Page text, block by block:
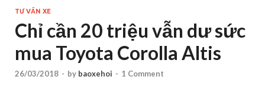
TƯ VẤN XE
Chỉ cần 20 triệu vẫn dư sức
mua Toyota Corolla Altis
26/03/2018 - by baoxehoi - 1 Comment